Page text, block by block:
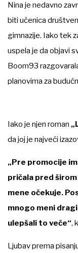
Nina je nedavno
biti učenica
gimnazije. Iako tek
uspela je da objavi
Boom93
planovima za
Iako je njen roman
da joj je najveći
„Pre promocije
pričala pred
mene očekuje.
mnogo meni
ulepšali to veče“,
Ljubav prema